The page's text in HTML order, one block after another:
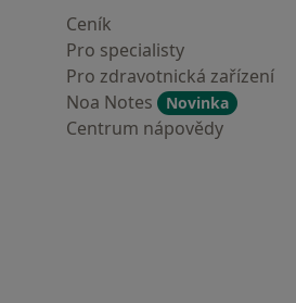
Ceník
Pro specialisty
Pro zdravotnická zařízení
Noa Notes
Novinka
Centrum nápovědy